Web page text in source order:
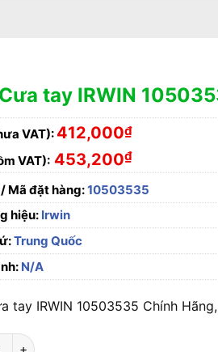
tay IRWIN
VAT): 412,000₫
VAT): 453,200₫
Mã đặt hàng:10503535
hiệu: Irwin
Trung Quốc
N/A
tay IRWIN 10503535 Chính
tay IRWIN 10503535 số lượng